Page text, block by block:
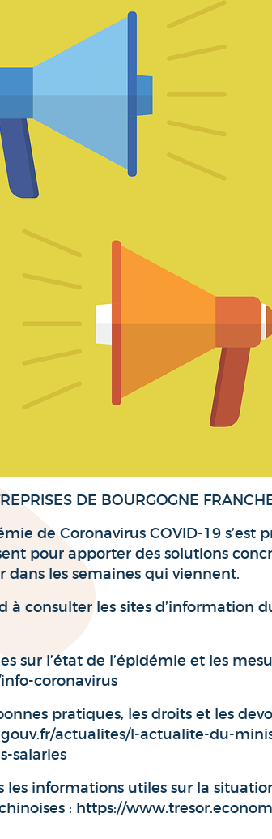
DE BOURGOGNE
de Coronavirus COVID-19 s’est
pour apporter des solutions
les semaines qui viennent.
à consulter les sites d’information
sur l’état de l’épidémie et les
coronavirus
pratiques, les droits et les
actualites/l-actualite-du-
salaries
les informations utiles sur la
: https://